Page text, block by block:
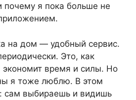
почему я пока больше не
на дом — удобный сервис.
Это, как
экономит время и силы. Но
я тоже люблю. В этом
сам выбираешь и видишь